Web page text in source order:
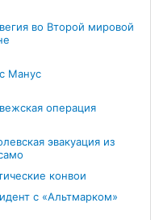
во Второй мировой
Манус
операция
эвакуация из
конвои
с «Альтмарком»